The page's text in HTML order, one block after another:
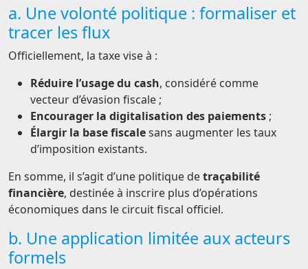
a. Une volonté politique : formaliser et
tracer les flux
Officiellement, la taxe vise à :
Réduire l’usage du cash, considéré comme
vecteur d’évasion fiscale ;
Encourager la digitalisation des paiements ;
Élargir la base fiscalesans augmenter les taux
d’imposition existants.
En somme, il s’agit d’une politique detraçabilité
financière, destinée à inscrire plus d’opérations
économiques dans le circuit fiscal officiel.
b. Une application limitée aux acteurs
formels